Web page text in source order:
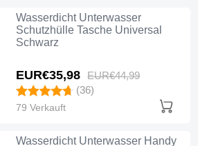
Wasserdicht Unterwasser
Schutzhülle Tasche Universal
Schwarz
EUR€35,98 EUR€44,99
(36)
79 Verkauft
Wasserdicht Unterwasser Handy